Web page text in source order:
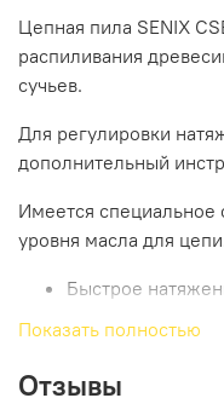
Цепная пила SENIX
распиливания
сучьев.
Для регулировки
дополнительный
Имеется
уровня масла для
Быстрое
Показать полностью
Отзывы